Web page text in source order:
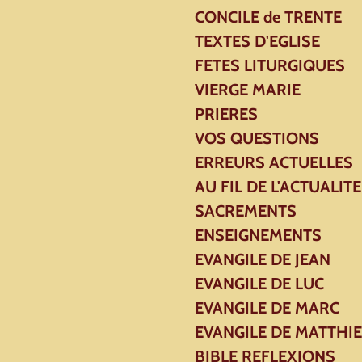
CONCILE de TRENTE
TEXTES D'EGLISE
FETES LITURGIQUES
VIERGE MARIE
PRIERES
VOS QUESTIONS
ERREURS ACTUELLES
AU FIL DE L'ACTUALITE
SACREMENTS
ENSEIGNEMENTS
EVANGILE DE JEAN
EVANGILE DE LUC
EVANGILE DE MARC
EVANGILE DE
BIBLE REFLEXIONS